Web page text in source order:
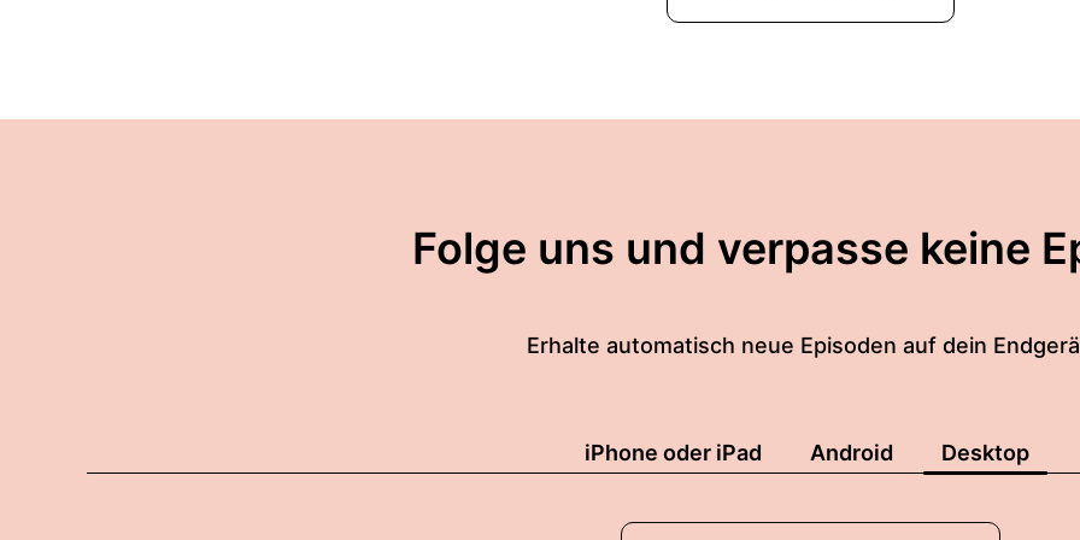
Folge uns und verpasse keine
Erhalte automatisch neue Episoden auf dein
iPhone oder iPad Android Desktop